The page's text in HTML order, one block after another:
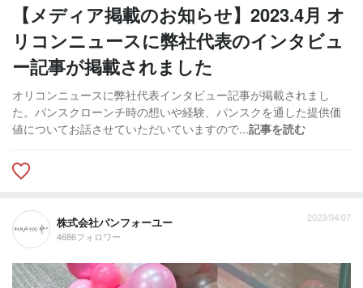
【メディア掲載のお知らせ】2023.4月 オ
リコンニュースに弊社代表のインタビュ
ー記事が掲載されました
オリコンニュースに弊社代表インタビュー記事が掲載されまし
た。パンスクローンチ時の想いや経験、パンスクを通した提供価
値についてお話させていただいていますので...記事を読む
株式会社パンフォーユー
4686フォロワー
2023/04/07